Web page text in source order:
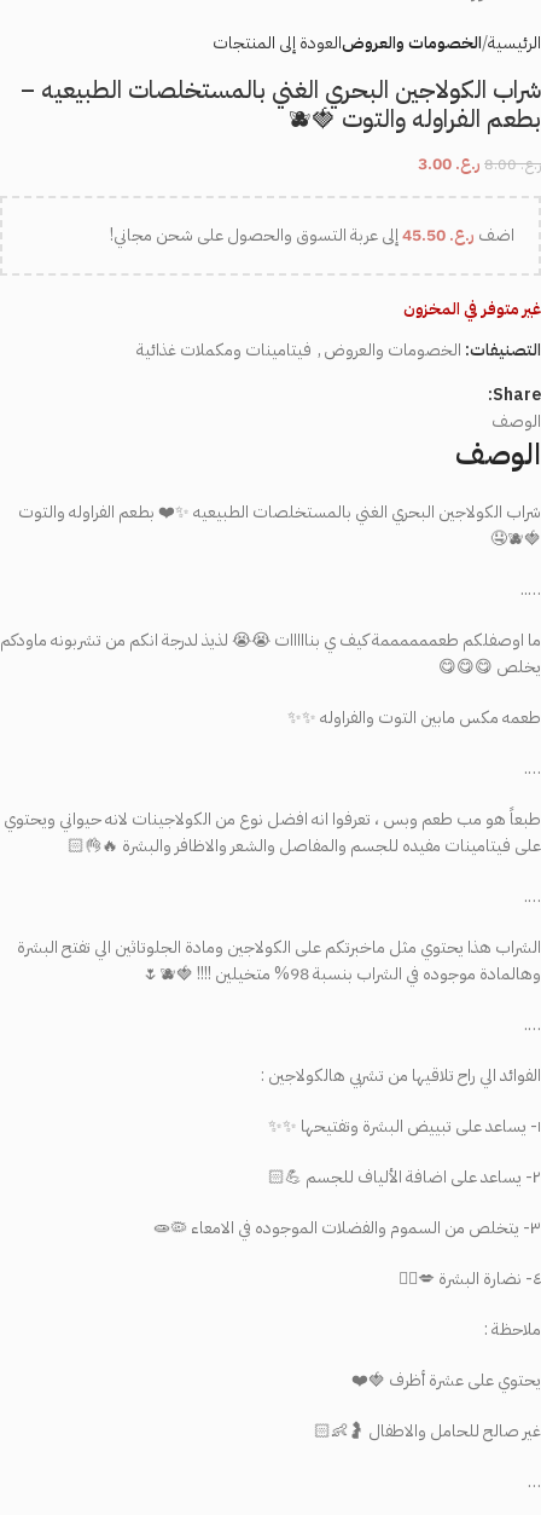
الرئيسية الخصومات والعروضالعودة إلى المنتجات
شراب الكولاجين البحري الغني بالمستخلصات الطبيعيه –
بطعم الفراوله والتوت 🍓🫐
ر.ع.8.00 ر.ع.
اضف ر.ع. إلى عربة التسوق والحصول على شحن مجاني!
غير متوفر في المخزون
التصنيفات: الخصومات والعروض, فيتامينات ومكملات غذائية
Share:
الوصف
الوصف
شراب الكولاجين البحري الغني بالمستخلصات الطبيعيه ✨❤️ بطعم الفراوله والتوت
🍓🫐🤤
…..
ما اوصفلكم طعممممممة كيف ي بنااااات 😭😭 لذيذ لدرجة انكم من تشربونه ماودكم
يخلص 😋😋😋
طعمه مكس مابين التوت والفراوله ✨✨
….
طبعاً هو مب طعم وبس ، تعرفوا انه افضل نوع من الكولاجينات لانه حيواني ويحتوي
على فيتامينات مفيده للجسم والمفاصل والشعر والاظافر والبشرة 🔥👌🏻
….
الشراب هذا يحتوي مثل ماخبرتكم على الكولاجين ومادة الجلوتاثين الي تفتح البشرة
وهالمادة موجوده في الشراب بنسبة 98% متخيلين !!!! 🍓🫐🌷
….
الفوائد الي راح تلاقيها من تشربي هالكولاجين :
١- يساعد على تبييض البشرة وتفتيحها ✨✨
٢- يساعد على اضافة الألياف للجسم 💪🏻
٣- يتخلص من السموم والفضلات الموجوده في الامعاء 🦠🧫
٤- نضارة البشرة 💋✋🏻
ملاحظة :
يحتوي على عشرة أظرف 🍓❤️
غير صالح للحامل والاطفال 🤰👶🏻
…